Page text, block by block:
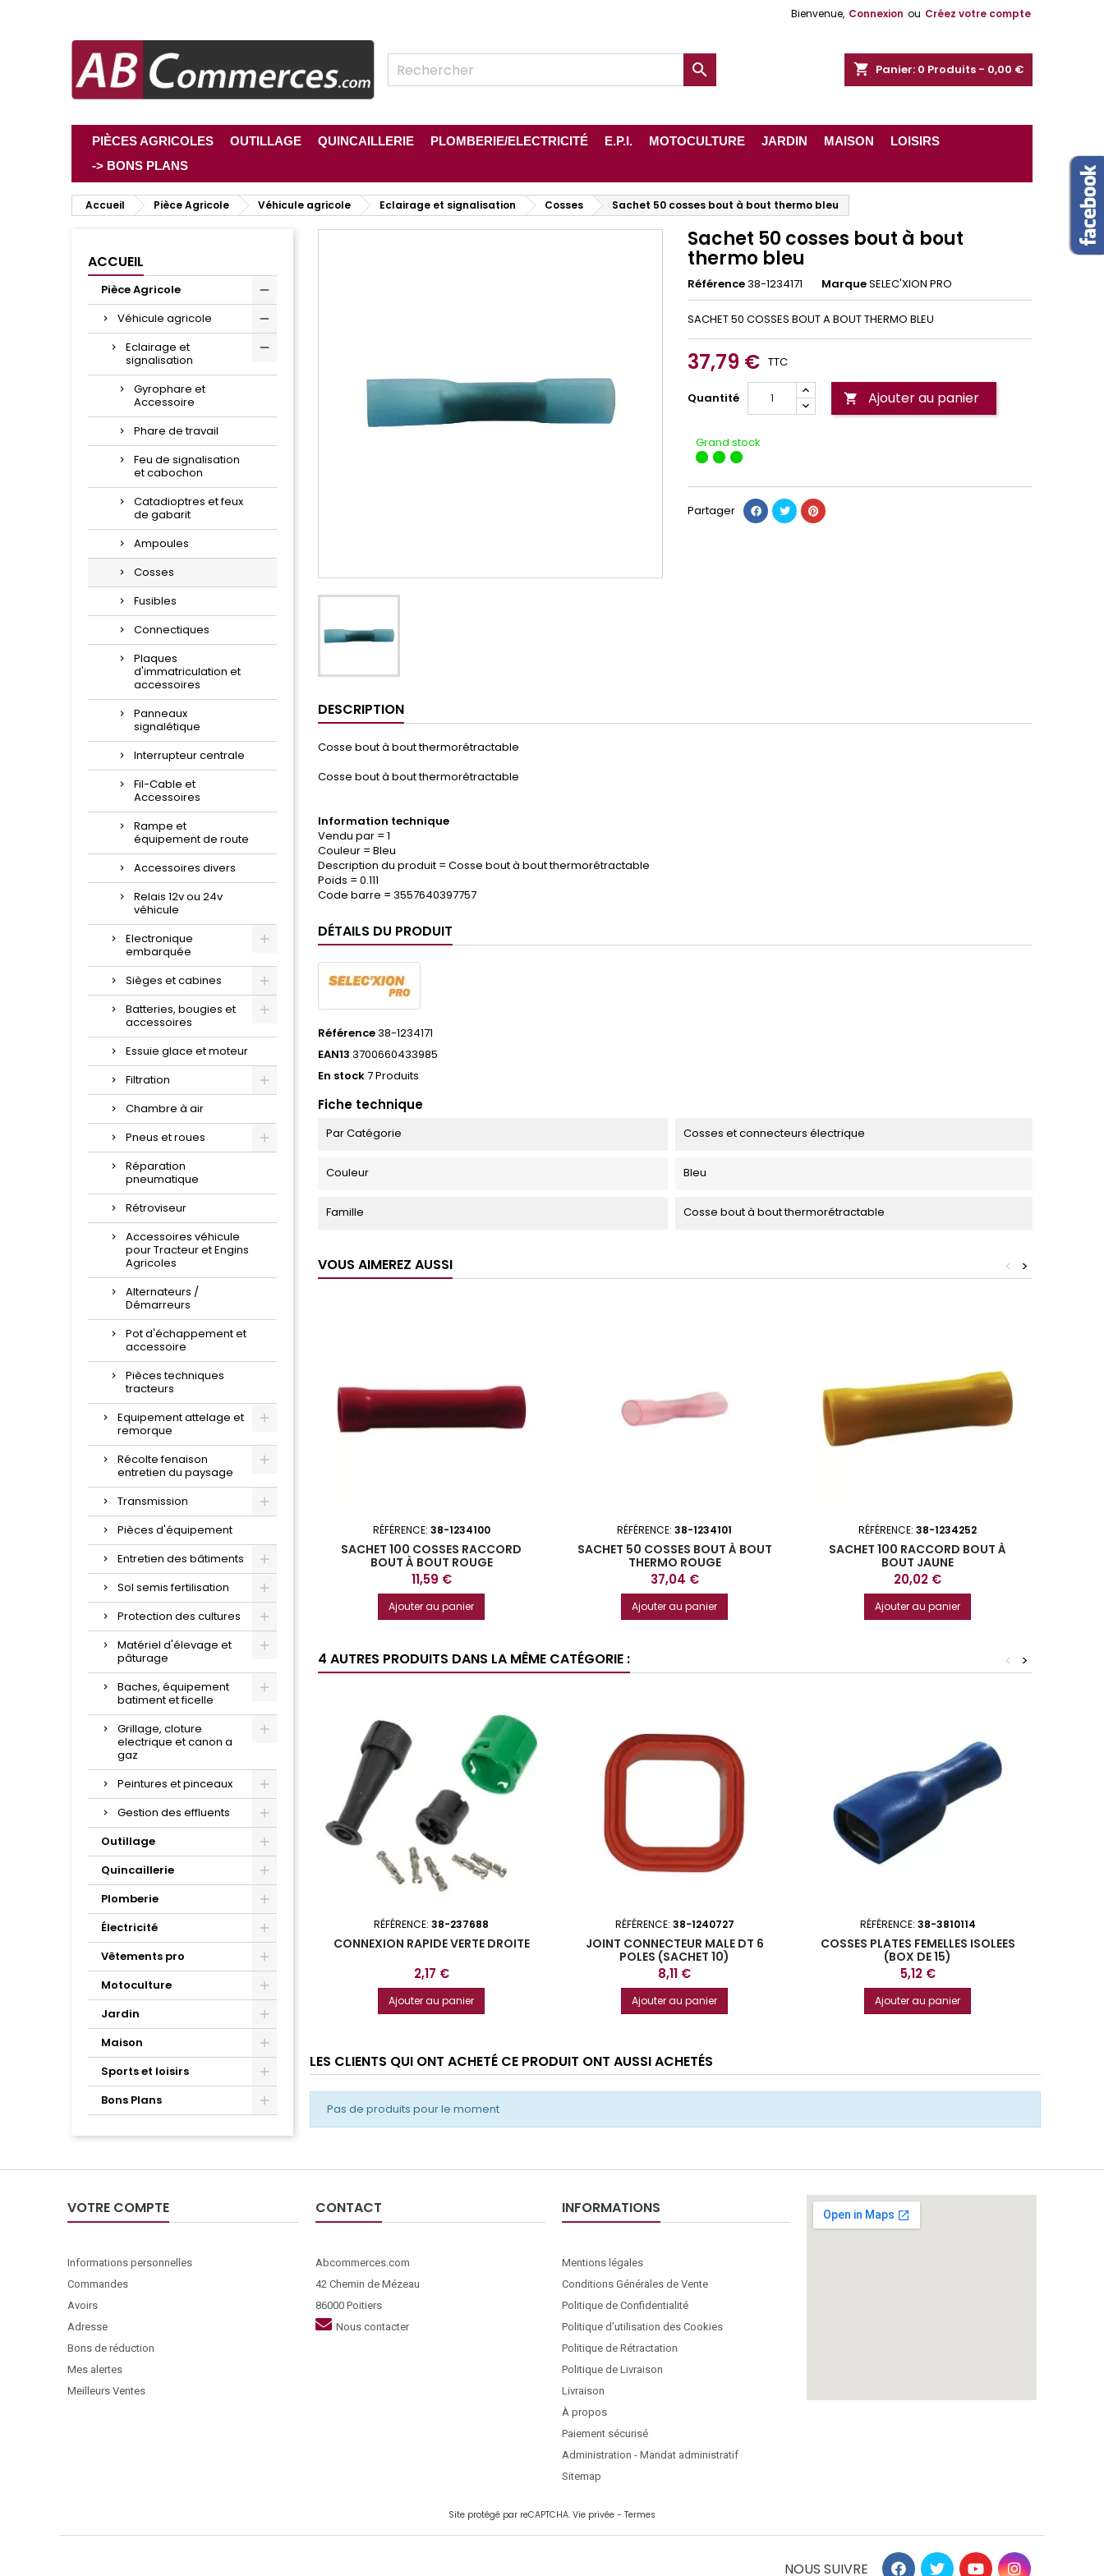
Bienvenue, Connexion ou Créez votre compte
shopping_cart Panier: 0 Produits - 0,00 €

PIÈCES AGRICOLES OUTILLAGE QUINCAILLERIE PLOMBERIE/ELECTRICITÉ E.P.I. MOTOCULTURE JARDIN MAISON
LOISIRS
-> BONS PLANS
Accueil Pièce Agricole Véhicule agricole Eclairage et signalisation Cosses Sachet 50 cosses bout à bout thermo bleu
ACCUEIL
Pièce Agricole
Véhicule agricole
Eclairage et
signalisation
Gyrophare et
Accessoire
Phare de travail
Feu de signalisation
et cabochon
Catadioptres et feux
de gabarit
Ampoules
Cosses
Fusibles
Connectiques
Plaques
d'immatriculation et
accessoires
Panneaux
signalétique
Interrupteur centrale
Fil-Cable et
Accessoires
Rampe et
équipement de route
Accessoires divers
Relais 12v ou 24v
véhicule
Electronique
embarquée
Sièges et cabines
Batteries, bougies et
accessoires
Essuie glace et moteur
Filtration
Chambre à air
Pneus et roues
Réparation
pneumatique
Rétroviseur
Accessoires véhicule
pour Tracteur et Engins
Agricoles
Alternateurs /
Démarreurs
Pot d'échappement et
accessoire
Pièces techniques
tracteurs
Equipement attelage et
remorque
Récolte fenaison
entretien du paysage
Transmission
Pièces d'équipement
Entretien des bâtiments
Sol semis fertilisation
Protection des cultures
Matériel d'élevage et
pâturage
Baches, équipement
batiment et ficelle
Grillage, cloture
electrique et canon a
gaz
Peintures et pinceaux
Gestion des effluents
Outillage
Quincaillerie
Plomberie
Électricité
Vêtements pro
Motoculture
Jardin
Maison
Sports et loisirs
Bons Plans
Sachet 50 cosses bout à bout
thermo bleu
Référence38-1234171 MarqueSELEC'XION PRO
SACHET 50 COSSES BOUT A BOUT THERMO BLEU
37,79 € TTC
Quantité  Ajouter au panier
Grand stock
Partager
DESCRIPTION
Cosse bout à bout thermorétractable
Cosse bout à bout thermorétractable
Information technique
Vendu par = 1
Couleur = Bleu
Description du produit = Cosse bout à bout thermorétractable
Poids = 0.111
Code barre = 3557640397757
DÉTAILS DU PRODUIT
Référence38-1234171
EAN13 3700660433985
En stock7 Produits
Fiche technique
Par Catégorie Cosses et connecteurs électrique
Couleur Bleu
Famille Cosse bout à bout thermorétractable
VOUS AIMEREZ AUSSI >
<
RÉFÉRENCE: 38-1234100
SACHET 100 COSSES RACCORD
BOUT À BOUT ROUGE
Prix
11,59 €
Ajouter au panier
RÉFÉRENCE: 38-1234101
SACHET 50 COSSES BOUT À BOUT
THERMO ROUGE
Prix
37,04 €
Ajouter au panier
RÉFÉRENCE: 38-1234252
SACHET 100 RACCORD BOUT À
BOUT JAUNE
Prix
20,02 €
Ajouter au panier
4 AUTRES PRODUITS DANS LA MÊME CATÉGORIE : >
<
RÉFÉRENCE: 38-237688
CONNEXION RAPIDE VERTE DROITE
Prix
2,17 €
Ajouter au panier
RÉFÉRENCE: 38-1240727
JOINT CONNECTEUR MALE DT 6
POLES (SACHET 10)
Prix
8,11 €
Ajouter au panier
RÉFÉRENCE: 38-3810114
COSSES PLATES FEMELLES ISOLEES
(BOX DE 15)
Prix
5,12 €
Ajouter au panier
LES CLIENTS QUI ONT ACHETÉ CE PRODUIT ONT AUSSI ACHETÉS
Pas de produits pour le moment
VOTRE COMPTE
Informations personnelles
Commandes
Avoirs
Adresse
Bons de réduction
Mes alertes
Meilleurs Ventes
CONTACT
Abcommerces.com
42 Chemin de Mézeau
86000 Poitiers
Nous contacter
INFORMATIONS
Mentions légales
Conditions Générales de Vente
Politique de Confidentialité
Politique d’utilisation des Cookies
Politique de Rétractation
Politique de Livraison
Livraison
À propos
Paiement sécurisé
Administration - Mandat administratif
Sitemap
Site protégé par reCAPTCHA. Vie privée - Termes
NOUS SUIVRE